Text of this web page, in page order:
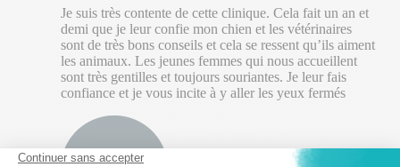
Je suis très contente de cette clinique. Cela fait un an et
demi que je leur confie mon chien et les vétérinaires
sont de très bons conseils et cela se ressent qu’ils aiment
les animaux. Les jeunes femmes qui nous accueillent
sont très gentilles et toujours souriantes. Je leur fais
confiance et je vous incite à y aller les yeux fermés